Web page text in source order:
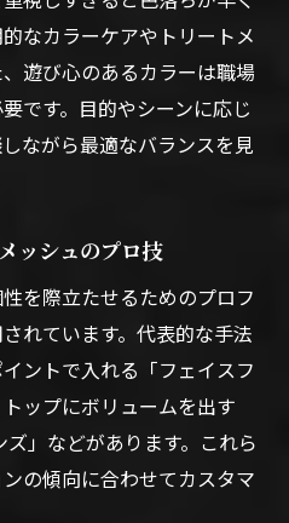
なカラーケアやトリートメ
遊び心のあるカラーは職場
です。目的やシーンに応じ
ながら最適なバランスを見
ッシュのプロ技
を際立たせるためのプロフ
れています。代表的な手法
ントで入れる「フェイスフ
ップにボリュームを出す
ズ」などがあります。これら
の傾向に合わせてカスタマ